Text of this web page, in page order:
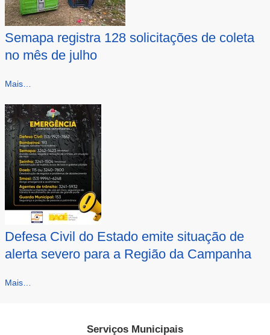
Semapa registra 128 solicitações de coleta
no mês de julho
Mais…
Defesa Civil do Estado emite situação de
alerta severo para a Região da Campanha
Mais…
Serviços Municipais